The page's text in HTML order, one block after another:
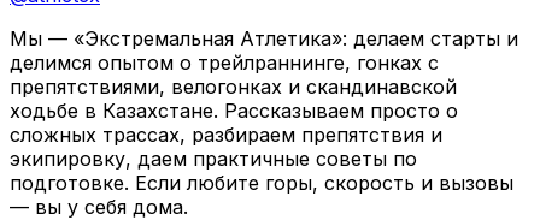
Мы — «Экстремальная Атлетика»: делаем старты и
делимся опытом о трейлраннинге, гонках с
препятствиями, велогонках и скандинавской
ходьбе в Казахстане. Рассказываем просто о
сложных трассах, разбираем препятствия и
экипировку, даем практичные советы по
подготовке. Если любите горы, скорость и вызовы
— вы у себя дома.